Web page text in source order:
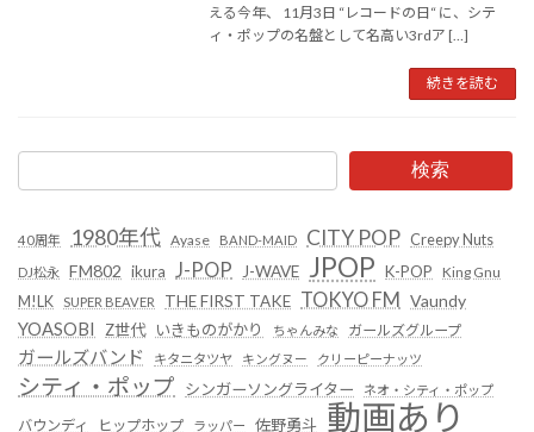
える今年、 11月3日 “レコードの日“ に、シテ
ィ・ポップの名盤として名高い3rdア […]
続きを読む
検索
40周年 1980年代 Ayase BAND-MAID CITY POP Creepy Nuts
DJ松永 FM802 ikura J-POP J-WAVE JPOP K-POP
King Gnu
M!LK
SUPER BEAVER THE FIRST TAKE TOKYO FM Vaundy
YOASOBI Z世代 いきものがかり ちゃんみな ガールズグループ
ガールズバンド キタニタツヤ キングヌー クリーピーナッツ
シティ・ポップ シンガーソングライター ネオ・シティ・ポップ
バウンディ ヒップホップ ラッパー 佐野勇斗 動画あり